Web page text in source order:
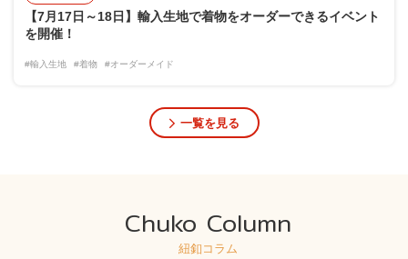
【7月17日～18日】輸入生地で着物をオーダーできるイベント
を開催！
#輸入生地 #着物 #オーダーメイド
一覧を見る
Chuko Column
紐釦コラム